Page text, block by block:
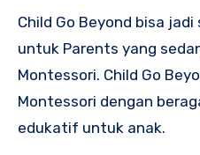
Child Go Beyond bisa
untuk Parents yang
Montessori. Child Go
Montessori dengan
edukatif untuk anak.